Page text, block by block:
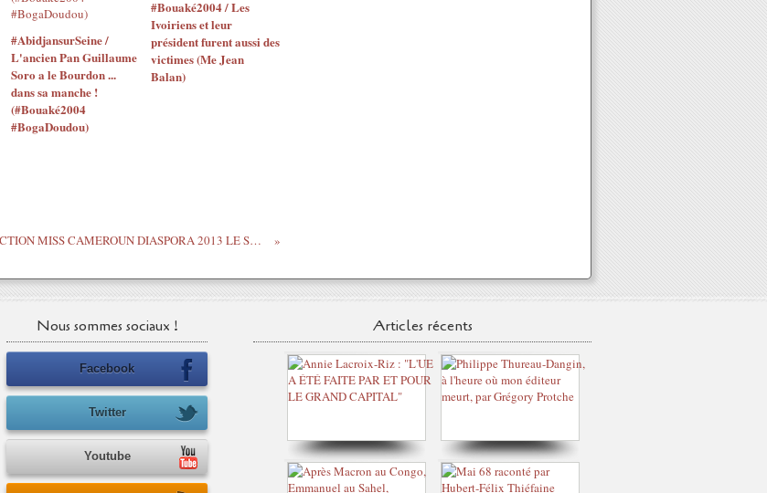
#AbidjansurSeine /
L'ancien Pan Guillaume
Soro a le Bourdon ...
dans sa manche !
(#Bouaké2004
#BogaDoudou)
#Bouaké2004 / Les
Ivoiriens et leur
président furent aussi des
victimes (Me Jean
Balan)
ELECTION MISS CAMEROUN DIASPORA 2013 LE SAMEDI 13 OCTOBRE PROCHAIN
Nous sommes sociaux !
Facebook
Twitter
Youtube
Articles récents